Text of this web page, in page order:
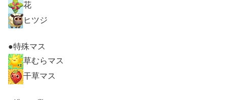
花
ヒツジ
●特殊マス
草むらマス
干草マス